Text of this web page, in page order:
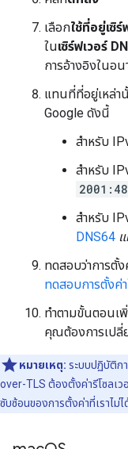
เลือกใช้ที่อยู่เซิ
ในเซิร์ฟเวอร์
การอ้างอิงในอ
แทนที่ที่อยู่เหล่า
Google ดังนี้
สำหรับ
สำหรับ
สำหรับ
DNS64
ทดสอบว่าการตั้
ทดสอบการตั้งค่
ทำตามขั้นตอนเ
คุณต้องการเปลี่
หมายเหตุ: ระบบปฏิบัติก
over-TLS ต้องตั้งค่ารีโซลเว
ซับซ้อนของการตั้งค่าที่เราไม่